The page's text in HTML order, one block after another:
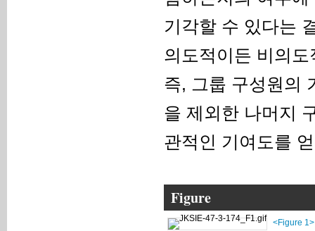
기각할 수 있다는
의도적이든 비의
즉, 그룹 구성원의
을 제외한 나머지
관적인 기여도를
Figure
<Figure